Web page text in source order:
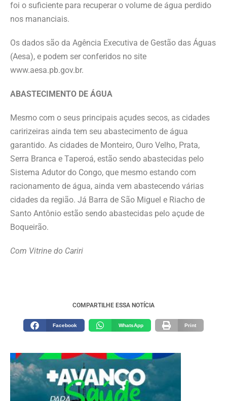
foi o suficiente para recuperar o volume de água perdido
nos mananciais.
Os dados são da Agência Executiva de Gestão das Águas
(Aesa), e podem ser conferidos no site
www.aesa.pb.gov.br.
ABASTECIMENTO DE ÁGUA
Mesmo com o seus principais açudes secos, as cidades
caririzeiras ainda tem seu abastecimento de água
garantido. As cidades de Monteiro, Ouro Velho, Prata,
Serra Branca e Taperoá, estão sendo abastecidas pelo
Sistema Adutor do Congo, que mesmo estando com
racionamento de água, ainda vem abastecendo várias
cidades da região. Já Barra de São Miguel e Riacho de
Santo Antônio estão sendo abastecidas pelo açude de
Boqueirão.
Com Vitrine do Cariri
COMPARTILHE ESSA NOTÍCIA
Facebook WhatsApp Print